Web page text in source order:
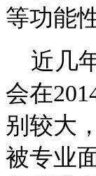
等功能
近几
会在
别较大
被专业